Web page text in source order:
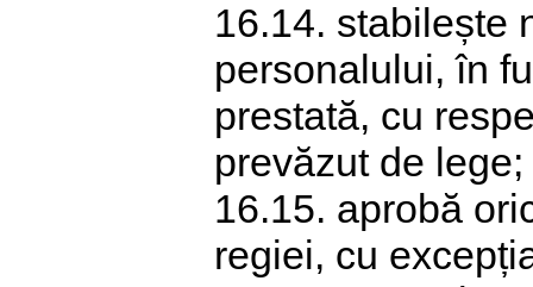
16.14. stabilește
personalului, în
prestată, cu
prevăzut de lege;
16.15. aprobă
regiei, cu